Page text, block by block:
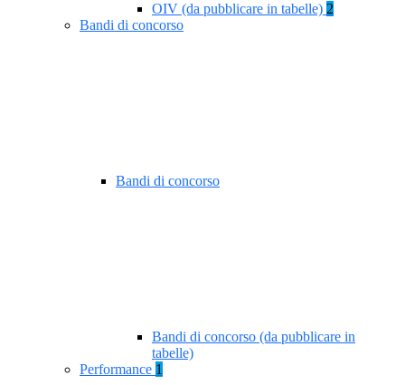
OIV (da pubblicare in tabelle) 2
Bandi di concorso
Bandi di concorso
Bandi di concorso (da pubblicare in
tabelle)
Performance 1